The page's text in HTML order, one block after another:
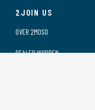
2JOIN US
OVER 2MOSO
DEALER WORDEN